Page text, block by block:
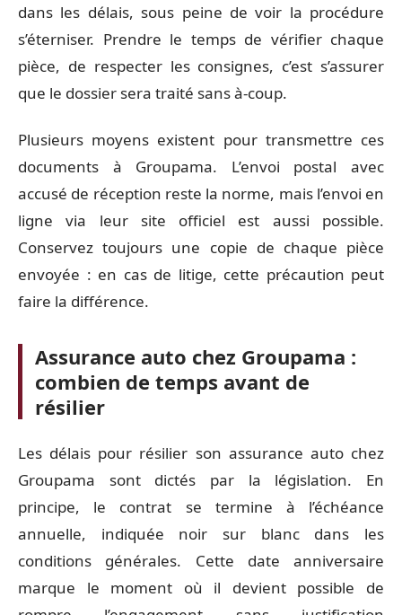
dans les délais, sous peine de voir la procédure
s’éterniser. Prendre le temps de vérifier chaque
pièce, de respecter les consignes, c’est s’assurer
que le dossier sera traité sans à-coup.
Plusieurs moyens existent pour transmettre ces
documents à Groupama. L’envoi postal avec
accusé de réception reste la norme, mais l’envoi en
ligne via leur site officiel est aussi possible.
Conservez toujours une copie de chaque pièce
envoyée : en cas de litige, cette précaution peut
faire la différence.
Assurance auto chez Groupama :
combien de temps avant de
résilier
Les délais pour résilier son assurance auto chez
Groupama sont dictés par la législation. En
principe, le contrat se termine à l’échéance
annuelle, indiquée noir sur blanc dans les
conditions générales. Cette date anniversaire
marque le moment où il devient possible de